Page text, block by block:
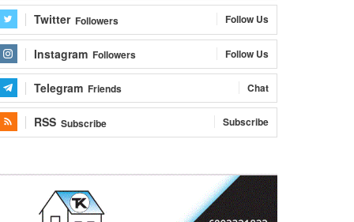
Twitter Followers Follow Us
Instagram Followers Follow Us
Telegram Friends Chat
RSS Subscribe Subscribe